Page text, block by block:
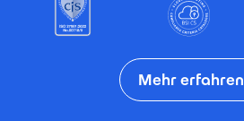
Mehr erfahren